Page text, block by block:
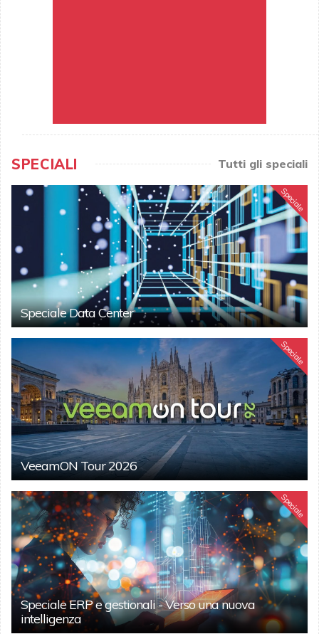
SPECIALI Tutti gli speciali
Speciale
Speciale Data Center
Speciale
VeeamON Tour 2026
Speciale
Speciale ERP e gestionali - Verso una nuova
intelligenza